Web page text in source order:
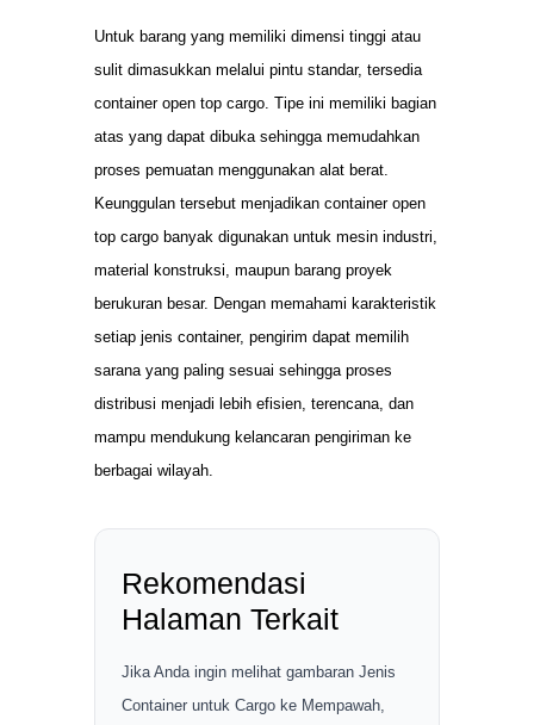
Untuk barang yang memiliki dimensi tinggi atau
sulit dimasukkan melalui pintu standar, tersedia
container open top cargo. Tipe ini memiliki bagian
atas yang dapat dibuka sehingga memudahkan
proses pemuatan menggunakan alat berat.
Keunggulan tersebut menjadikan container open
top cargo banyak digunakan untuk mesin industri,
material konstruksi, maupun barang proyek
berukuran besar. Dengan memahami karakteristik
setiap jenis container, pengirim dapat memilih
sarana yang paling sesuai sehingga proses
distribusi menjadi lebih efisien, terencana, dan
mampu mendukung kelancaran pengiriman ke
berbagai wilayah.
Rekomendasi
Halaman Terkait
Jika Anda ingin melihat gambaran Jenis
Container untuk Cargo ke Mempawah,